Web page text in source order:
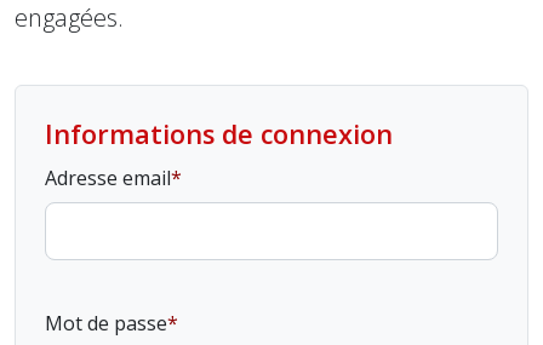
engagées.
Informations de connexion
Adresse email
Mot de passe